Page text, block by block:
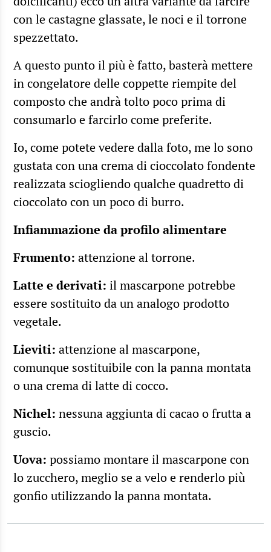
con le castagne glassate, le noci e il torrone
spezzettato.
A questo punto il più è fatto, basterà mettere
in congelatore delle coppette riempite del
composto che andrà tolto poco prima di
consumarlo e farcirlo come preferite.
Io, come potete vedere dalla foto, me lo sono
gustata con una crema di cioccolato fondente
realizzata sciogliendo qualche quadretto di
cioccolato con un poco di burro.
Infiammazione da profilo alimentare
Frumento: attenzione al torrone.
Latte e derivati: il mascarpone potrebbe
essere sostituito da un analogo prodotto
vegetale.
Lieviti: attenzione al mascarpone,
comunque sostituibile con la panna montata
o una crema di latte di cocco.
Nichel: nessuna aggiunta di cacao o frutta a
guscio.
Uova: possiamo montare il mascarpone con
lo zucchero, meglio se a velo e renderlo più
gonfio utilizzando la panna montata.